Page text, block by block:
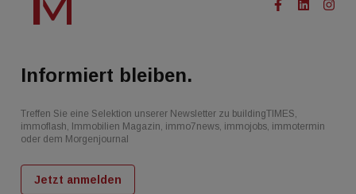
Informiert bleiben.
Treffen Sie eine Selektion unserer Newsletter zu buildingTIMES,
immoflash, Immobilien Magazin, immo7news, immojobs, immotermin
oder dem Morgenjournal
Jetzt anmelden